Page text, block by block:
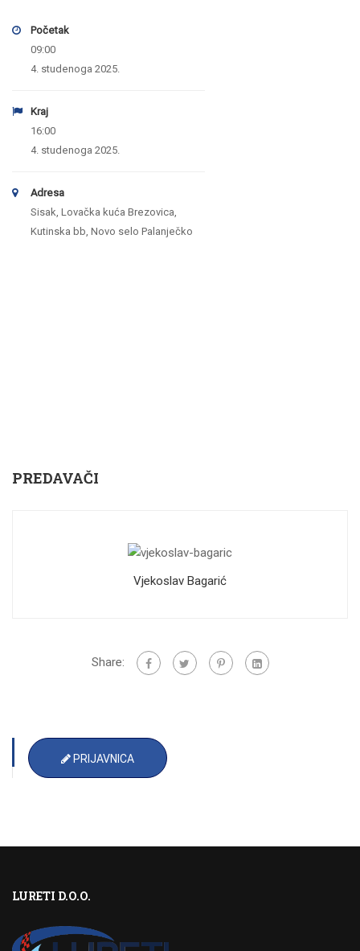
Početak
09:00
4. studenoga 2025.
Kraj
16:00
4. studenoga 2025.
Adresa
Sisak, Lovačka kuća Brezovica,
Kutinska bb, Novo selo Palanječko
PREDAVAČI
Vjekoslav Bagarić
Share:
PRIJAVNICA
LURETI D.O.O.